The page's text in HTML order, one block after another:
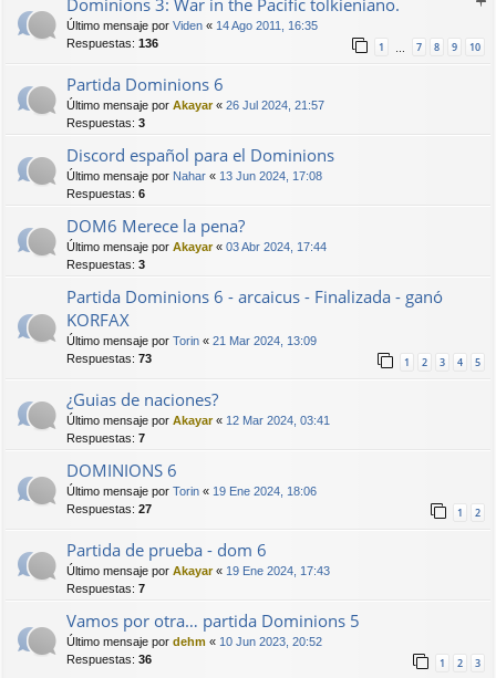
Dominions 3: War in the Pacific tolkieniano.
Último mensaje por Viden « 14 Ago 2011, 16:35
Respuestas: 136 1 … 7 8 9 10
Partida Dominions 6
Último mensaje por Akayar« 26 Jul 2024, 21:57
Respuestas: 3
Discord español para el Dominions
Último mensaje por Nahar « 13 Jun 2024, 17:08
Respuestas: 6
DOM6 Merece la pena?
Último mensaje por Akayar« 03 Abr 2024, 17:44
Respuestas: 3
Partida Dominions 6 - arcaicus - Finalizada - ganó
KORFAX
Último mensaje por Torin « 21 Mar 2024, 13:09
Respuestas: 73 1 2 3 4 5
¿Guias de naciones?
Último mensaje por Akayar« 12 Mar 2024, 03:41
Respuestas: 7
DOMINIONS 6
Último mensaje por Torin « 19 Ene 2024, 18:06
Respuestas: 27 1 2
Partida de prueba - dom 6
Último mensaje por Akayar« 19 Ene 2024, 17:43
Respuestas: 7
Vamos por otra… partida Dominions 5
Último mensaje por dehm « 10 Jun 2023, 20:52
Respuestas: 36 1 2 3